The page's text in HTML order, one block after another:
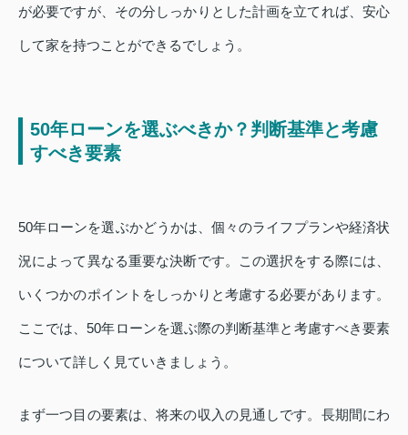
が必要ですが、その分しっかりとした計画を立てれば、安心
して家を持つことができるでしょう。
50年ローンを選ぶべきか？判断基準と考慮
すべき要素
50年ローンを選ぶかどうかは、個々のライフプランや経済状
況によって異なる重要な決断です。この選択をする際には、
いくつかのポイントをしっかりと考慮する必要があります。
ここでは、50年ローンを選ぶ際の判断基準と考慮すべき要素
について詳しく見ていきましょう。
まず一つ目の要素は、将来の収入の見通しです。長期間にわ